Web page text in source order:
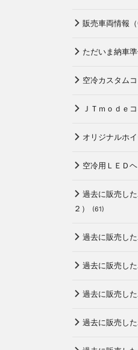
販売車両情報（
ただいま納車
空冷カスタム
ＪＴｍｏｄｅ
オリジナルホ
空冷用ＬＥＤ
過去に販売し
２）
(61)
過去に販売した
過去に販売した
過去に販売した
過去に販売した